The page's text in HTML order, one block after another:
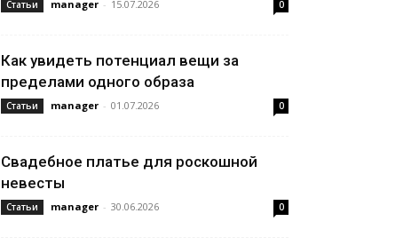
Статьи manager - 15.07.2026 0
Как увидеть потенциал вещи за
пределами одного образа
Статьи manager - 01.07.2026 0
Свадебное платье для роскошной
невесты
Статьи manager - 30.06.2026 0